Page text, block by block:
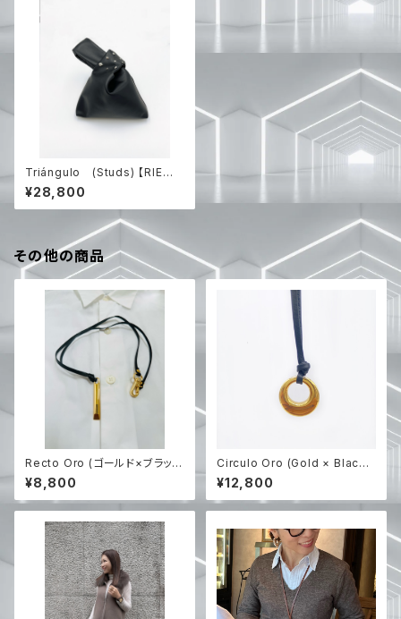
Triángulo (Studs) 【RIEの
ハンドメイド】再販なし
¥28,800
その他の商品
Recto Oro (ゴールド×ブラック
レザー紐のみ) 【RIEのハンドメ
イド】
¥8,800
Circulo Oro (Gold × Black
レザー) 【RIEのハンドメイド】
¥12,800